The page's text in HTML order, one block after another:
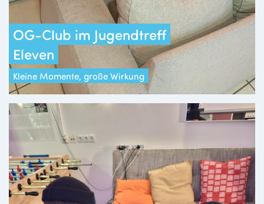
OG-Club im Jugendtreff
Eleven
Kleine Momente, große Wirkung